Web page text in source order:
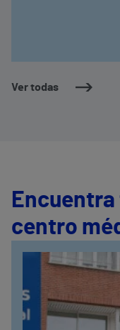
Ver todas
centro